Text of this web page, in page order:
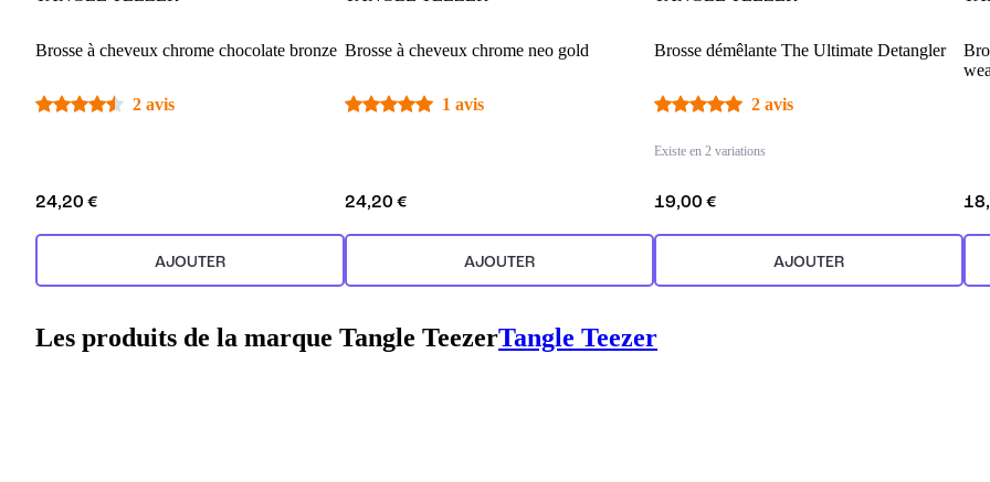
Brosse à cheveux chrome chocolate bronze
2 avis
24,20 €
AJOUTER
Brosse à cheveux chrome neo gold
1 avis
24,20 €
AJOUTER
Brosse démêlante The Ultimate Detangler
2 avis
Existe en 2 variations
19,00 €
AJOUTER
Les produits de la marque Tangle TeezerTangle Teezer